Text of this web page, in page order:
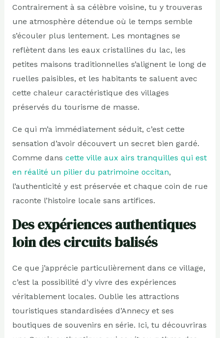
Contrairement à sa célèbre voisine, tu y trouveras
une atmosphère détendue où le temps semble
s’écouler plus lentement. Les montagnes se
reflètent dans les eaux cristallines du lac, les
petites maisons traditionnelles s’alignent le long de
ruelles paisibles, et les habitants te saluent avec
cette chaleur caractéristique des villages
préservés du tourisme de masse.
Ce qui m’a immédiatement séduit, c’est cette
sensation d’avoir découvert un secret bien gardé.
Comme dans cette ville aux airs tranquilles qui est
en réalité un pilier du patrimoine occitan,
l’authenticité y est préservée et chaque coin de rue
raconte l’histoire locale sans artifices.
Des expériences authentiques
loin des circuits balisés
Ce que j’apprécie particulièrement dans ce village,
c’est la possibilité d’y vivre des expériences
véritablement locales. Oublie les attractions
touristiques standardisées d’Annecy et ses
boutiques de souvenirs en série. Ici, tu découvriras